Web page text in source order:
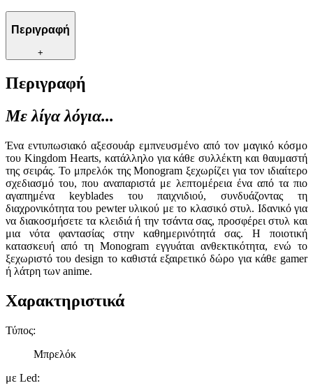
Περιγραφή
+
Περιγραφή
Με λίγα λόγια...
Ένα εντυπωσιακό αξεσουάρ εμπνευσμένο από τον μαγικό κόσμο
του Kingdom Hearts, κατάλληλο για κάθε συλλέκτη και θαυμαστή
της σειράς. Το μπρελόκ της Monogram ξεχωρίζει για τον ιδιαίτερο
σχεδιασμό του, που αναπαριστά με λεπτομέρεια ένα από τα πιο
αγαπημένα keyblades του παιχνιδιού, συνδυάζοντας τη
διαχρονικότητα του pewter υλικού με το κλασικό στυλ. Ιδανικό για
να διακοσμήσετε τα κλειδιά ή την τσάντα σας, προσφέρει στυλ και
μια νότα φαντασίας στην καθημερινότητά σας. Η ποιοτική
κατασκευή από τη Monogram εγγυάται ανθεκτικότητα, ενώ το
ξεχωριστό του design το καθιστά εξαιρετικό δώρο για κάθε gamer
ή λάτρη των anime.
Χαρακτηριστικά
Τύπος:
Μπρελόκ
με Led: